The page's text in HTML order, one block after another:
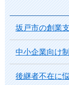
坂戸市の創業
中小企業向け
後継者不在に